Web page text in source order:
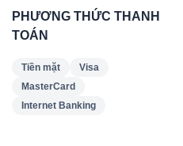
PHƯƠNG THỨC THANH
TOÁN
Tiền mặt
Visa
MasterCard
Internet Banking